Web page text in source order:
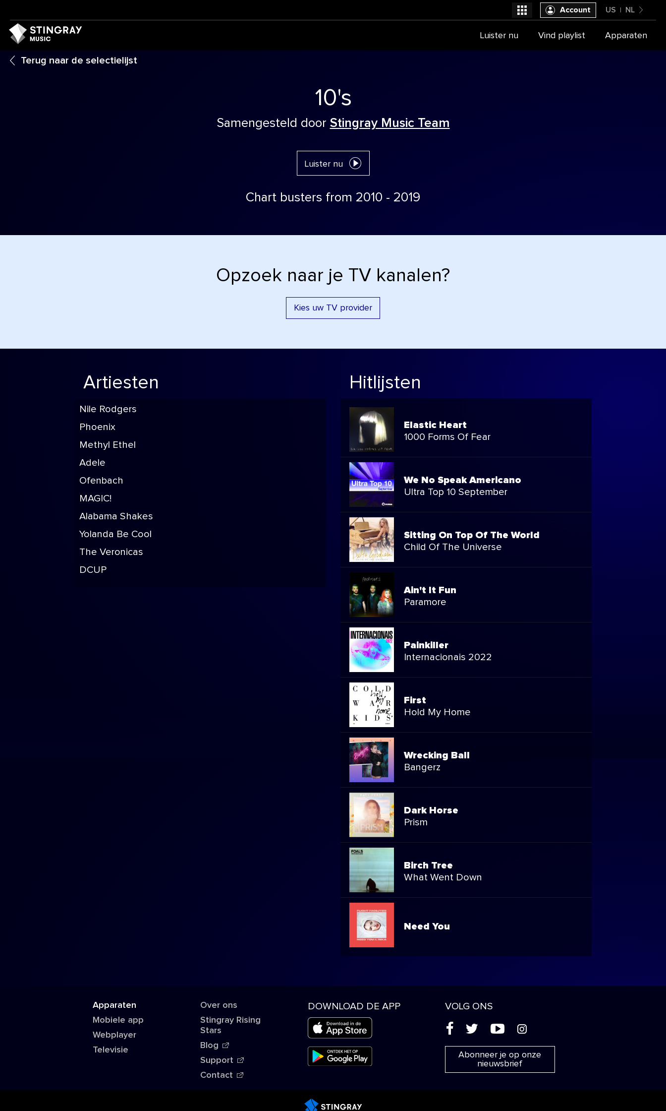
Terug naar de selectielijst
10's
Samengesteld door Stingray Music Team
Luister nu
Chart busters from 2010 - 2019
Opzoek naar je TV kanalen?
Kies uw TV provider
Artiesten
Nile Rodgers
Phoenix
Methyl Ethel
Adele
Ofenbach
MAGIC!
Alabama Shakes
Yolanda Be Cool
The Veronicas
DCUP
Hitlijsten
Elastic Heart
1000 Forms Of Fear
We No Speak Americano
Ultra Top 10 September
Sitting On Top Of The World
Child Of The Universe
Ain't It Fun
Paramore
Painkiller
Internacionais 2022
First
Hold My Home
Wrecking Ball
Bangerz
Dark Horse
Prism
Birch Tree
What Went Down
Need You
Apparaten
Mobiele app
Webplayer
Televisie
Over ons
Stingray Rising
Stars
Blog
Support
Contact
DOWNLOAD DE APP VOLG ONS
( ' + &
Abonneer je op onze
nieuwsbrief
United States
US NL
Account
Luister nu Vind playlist Apparaten